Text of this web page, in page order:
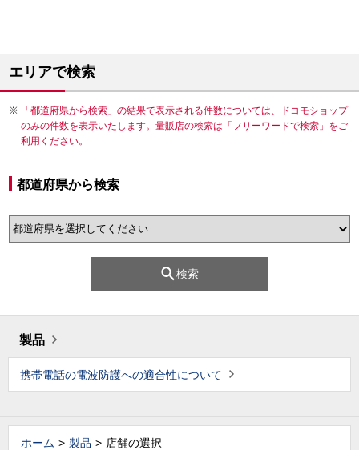
エリアで検索
「都道府県から検索」の結果で表示される件数については、ドコモショップ
のみの件数を表示いたします。量販店の検索は「フリーワードで検索」をご
利用ください。
都道府県から検索
検索
製品
携帯電話の電波防護への適合性について
ホーム 製品 店舗の選択